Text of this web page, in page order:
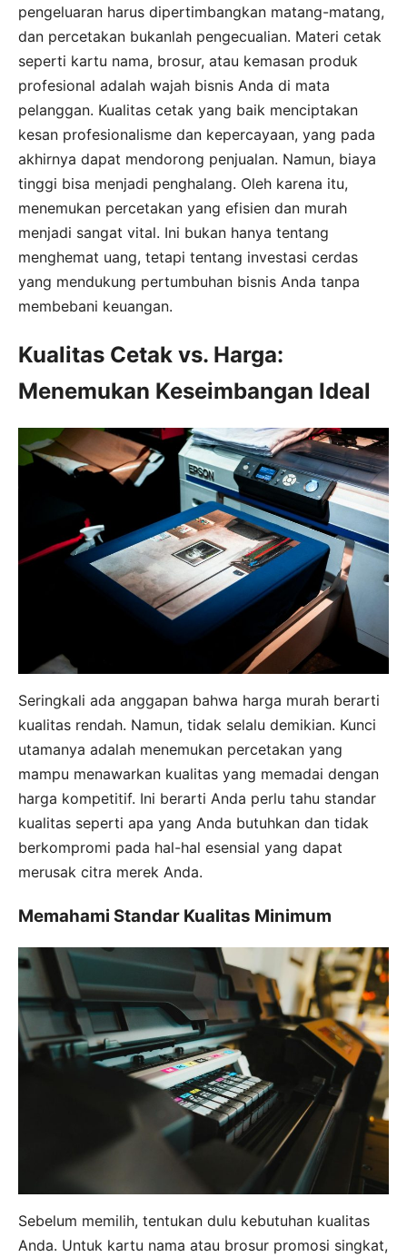
pengeluaran harus dipertimbangkan matang-matang,
dan percetakan bukanlah pengecualian. Materi cetak
seperti kartu nama, brosur, atau kemasan produk
profesional adalah wajah bisnis Anda di mata
pelanggan. Kualitas cetak yang baik menciptakan
kesan profesionalisme dan kepercayaan, yang pada
akhirnya dapat mendorong penjualan. Namun, biaya
tinggi bisa menjadi penghalang. Oleh karena itu,
menemukan percetakan yang efisien dan murah
menjadi sangat vital. Ini bukan hanya tentang
menghemat uang, tetapi tentang investasi cerdas
yang mendukung pertumbuhan bisnis Anda tanpa
membebani keuangan.
Kualitas Cetak vs. Harga:
Menemukan Keseimbangan Ideal
Seringkali ada anggapan bahwa harga murah berarti
kualitas rendah. Namun, tidak selalu demikian. Kunci
utamanya adalah menemukan percetakan yang
mampu menawarkan kualitas yang memadai dengan
harga kompetitif. Ini berarti Anda perlu tahu standar
kualitas seperti apa yang Anda butuhkan dan tidak
berkompromi pada hal-hal esensial yang dapat
merusak citra merek Anda.
Memahami Standar Kualitas Minimum
Sebelum memilih, tentukan dulu kebutuhan kualitas
Anda. Untuk kartu nama atau brosur promosi singkat,